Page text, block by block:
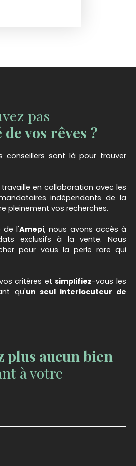
pas
vos rêves ?
conseillers sont là pour trouver
travaille en collaboration avec les
indépendants de la
pleinement vos recherches.
de l'Amepi, nous avons accès à
exclusifs à la vente. Nous
pour vous la perle rare qui
critères etsimplifiez-vous les
qu'un seul interlocuteur de
plus aucun bien
à votre